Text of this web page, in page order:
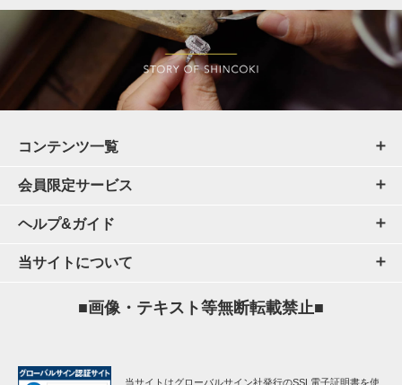
コンテンツ一覧
会員限定サービス
ヘルプ&ガイド
当サイトについて
■画像・テキスト等無断転載禁止■
当サイトはグローバルサイン社発行のSSL電子証明書を使